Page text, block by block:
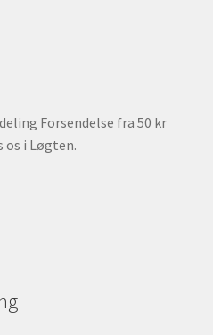
Forsendelse fra 50 kr
os i Løgten.